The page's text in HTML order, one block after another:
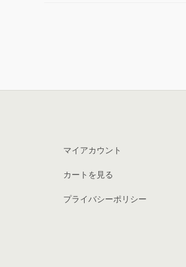
マイアカウント
カートを見る
プライバシーポリシー